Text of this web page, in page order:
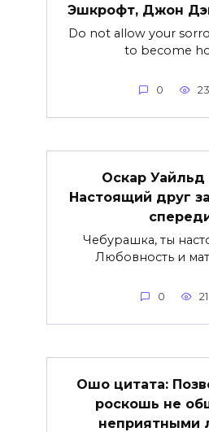
Эшкрофт, Джон
Do not allow your
to become
0 23
Оскар Уайльд
Настоящий друг
Чебурашка, ты
Любовность и
0 21
Ошо цитата:
роскошь не
неприятными